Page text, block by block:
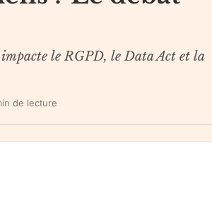
le RGPD, le Data Act et la
de lecture